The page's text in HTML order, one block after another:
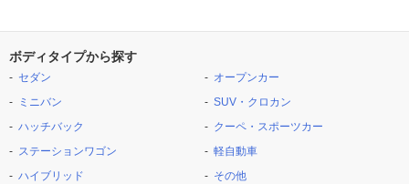
ボディタイプから探す
セダン
ミニバン
ハッチバック
ステーションワゴン
ハイブリッド
オープンカー
SUV・クロカン
クーペ・スポーツカー
軽自動車
その他